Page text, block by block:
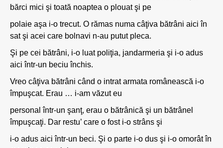
bărci mici şi toată noaptea o plouat şi pe
polaie aşa i-o trecut. O rămas numa câţiva bătrâni aici în
sat şi acei care bolnavi n-au putut pleca.
Şi pe cei bătrâni, i-o luat poliţia, jandarmeria şi i-o adus
aici într-un beciu închis.
Vreo câţiva bătrâni când o intrat armata românească i-o
împuşcat. Erau … i-am văzut eu
personal într-un şanţ, erau o bătrânică şi un bătrânel
împuşcaţi. Dar restu’ care o fost i-o strâns şi
i-o adus aici într-un beci. Şi o parte i-o dus şi i-o omorât în